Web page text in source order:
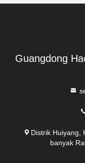
Guangdong
Distrik Huiyang,
banyak